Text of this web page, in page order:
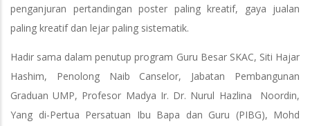
penganjuran pertandingan poster paling kreatif, gaya jualan
paling kreatif dan lejar paling sistematik.
Hadir sama dalam penutup program Guru Besar SKAC, Siti Hajar
Hashim, Penolong Naib Canselor, Jabatan Pembangunan
Graduan UMP, Profesor Madya Ir. Dr. Nurul Hazlina Noordin,
Yang di-Pertua Persatuan Ibu Bapa dan Guru (PIBG), Mohd